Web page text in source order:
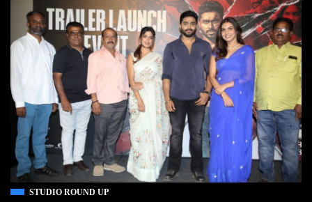
STUDIO ROUND UP